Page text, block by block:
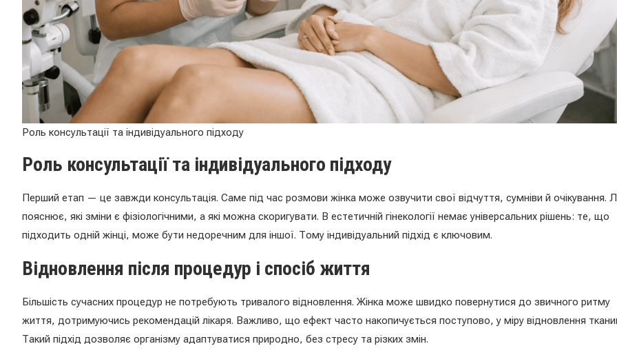
Роль консультації та індивідуального підходу
Роль консультації та індивідуального підходу
Перший етап — це завжди консультація. Саме під час розмови жінка може озвучити свої відчуття, сумніви й очікування.
пояснює, які зміни є фізіологічними, а які можна скоригувати. В естетичній гінекології немає універсальних рішень: те, що
підходить одній жінці, може бути недоречним для іншої. Тому індивідуальний підхід є ключовим.
Відновлення після процедур і спосіб життя
Більшість сучасних процедур не потребують тривалого відновлення. Жінка може швидко повернутися до звичного ритму
життя, дотримуючись рекомендацій лікаря. Важливо, що ефект часто накопичується поступово, у міру відновлення
Такий підхід дозволяє організму адаптуватися природно, без стресу та різких змін.